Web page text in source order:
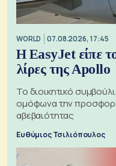
WORLD 07.08.2026, 17:45
Η EasyJet είπε
λίρες της Apollo
Το διοικητικό
ομόφωνα την
αβεβαιότητας
Ευθύμιος Τσιλιόπουλος